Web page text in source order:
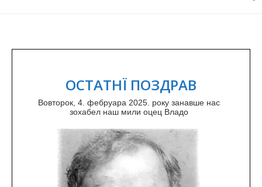
ОСТАТНЇ ПОЗДРАВ
Вовторок, 4. фебруара 2025. року занавше нас
зохабел наш мили оцец Владо